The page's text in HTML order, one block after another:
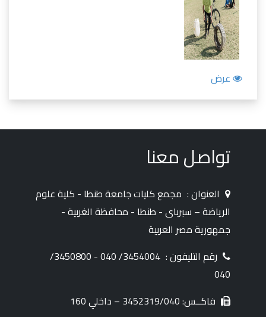
عرض
تواصل معنا
العنوان : مجمع كليات جامعة طنطا - كلية علوم
الرياضة – سبرباى - طنطا - محافظة الغربية -
جمهورية مصر العربية
رقم التليفون :
3454004/ 040 - 3450800/
040
فاكــس: 3452319/040 – داخلي 160